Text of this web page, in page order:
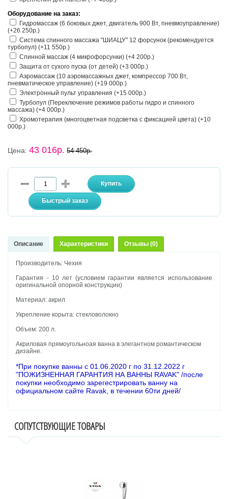
Оборудование на заказ:
Гидромассаж (6 боковых джет, двигатель 900 Вт, пневмоуправление)
(+26 250р.)
Система спинного массажа "ШИАЦУ" 12 форсунок (рекомендуется
турбопул) (+11 550р.)
Спинной массаж (4 микрофорсунки) (+4 200р.)
Защита от сухого пуска (от детей) (+3 000р.)
Аэромассаж (10 аэромассажных джет, компрессор 700 Вт,
пневматическое управление) (+19 000р.)
Электронный пульт управления (+15 000р.)
Турбопул (Переключение режимов работы гидро и спинного
массажа) (+4 000р.)
Хромотерапия (многоцветная подсветка с фиксацией цвета) (+10
000р.)
Цена:43 016р. 54 450р.
Описание Характеристики Отзывы (0)
Производитель: Чехия
Гарантия - 10 лет (условием гарантии является использование
оригинальной опорной конструкции)
Материал: акрил
Укрепление корыта: стекловолокно
Объем: 200 л.
Акриловая прямоугольноая ванна в элегантном романтическом
дизайне.
*При покупке ванны с 01.06.2020 г по 31.12.2022 г
"ПОЖИЗНЕННАЯ ГАРАНТИЯ НА ВАННЫ RAVAK" /после
покупки необходимо зарегестрировать ванну на
официальном сайте Ravak, в течении 60ти дней/
СОПУТСТВУЮЩИЕ ТОВАРЫ